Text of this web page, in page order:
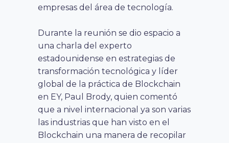
empresas del área de tecnología.
Durante la reunión se dio espacio a
una charla del experto
estadounidense en estrategias de
transformación tecnológica y líder
global de la práctica de Blockchain
en EY, Paul Brody, quien comentó
que a nivel internacional ya son varias
las industrias que han visto en el
Blockchain una manera de recopilar